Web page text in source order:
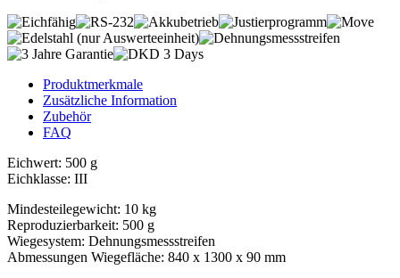
Produktmerkmale
Zusätzliche Information
Zubehör
FAQ
Eichwert: 500 g
Eichklasse: III
Mindesteilegewicht: 10 kg
Reproduzierbarkeit: 500 g
Wiegesystem: Dehnungsmessstreifen
Abmessungen Wiegefläche: 840 x 1300 x 90 mm